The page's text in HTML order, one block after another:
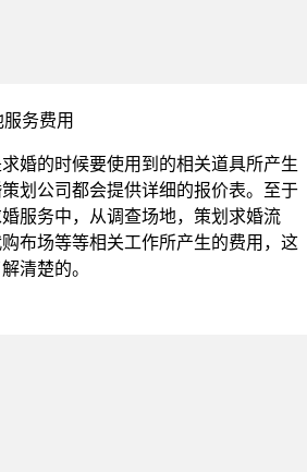
务费用
的时候要使用到的相关道具所产生
划公司都会提供详细的报价表。至于
服务中，从调查场地，策划求婚流
布场等等相关工作所产生的费用，这
清楚的。